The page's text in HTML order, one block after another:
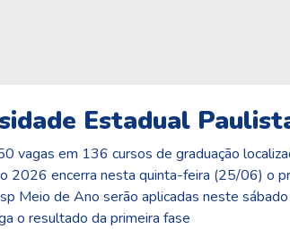
Estadual
em 136 cursos de graduação
encerra nesta quinta-feira (25/06) o
Meio de Ano serão aplicadas neste
o resultado da primeira fase